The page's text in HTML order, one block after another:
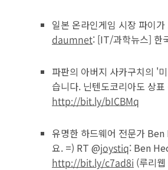
일본 온라인게임 시장 파이
daumnet: [IT/과학뉴스] 한
파판의 아버지 사카구치의 '
습니다. 닌텐도코리아도 상
http://bit.ly/bICBMq
유명한 하드웨어 전문가
요. =) RT @joystiq: Ben
http://bit.ly/c7ad8i (루리